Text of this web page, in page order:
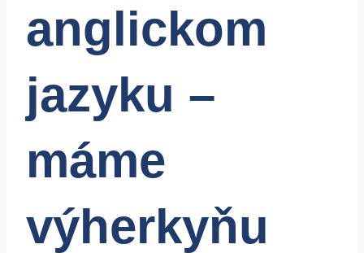
anglickom
jazyku –
máme
výherkyňu